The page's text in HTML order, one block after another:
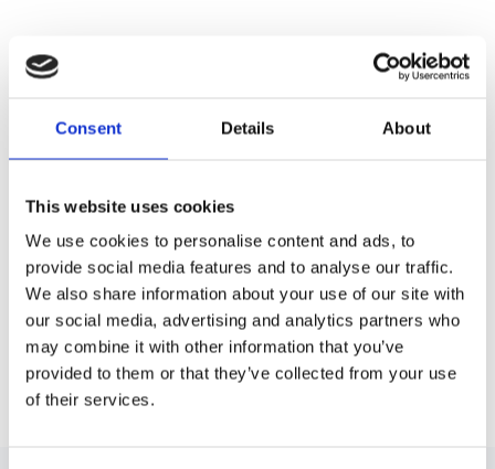
Consent Details About
This website uses cookies
We use cookies to personalise content and ads, to
provide social media features and to analyse our traffic.
We also share information about your use of our site with
our social media, advertising and analytics partners who
may combine it with other information that you’ve
provided to them or that they’ve collected from your use
of their services.
Osmo Action
hängande
halsfäste